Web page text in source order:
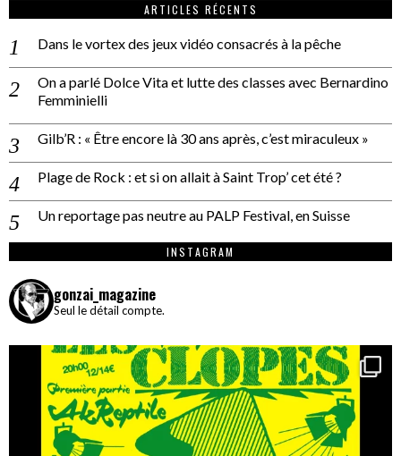
ARTICLES RÉCENTS
Dans le vortex des jeux vidéo consacrés à la pêche
On a parlé Dolce Vita et lutte des classes avec Bernardino
Femminielli
Gilb’R : « Être encore là 30 ans après, c’est miraculeux »
Plage de Rock : et si on allait à Saint Trop’ cet été ?
Un reportage pas neutre au PALP Festival, en Suisse
INSTAGRAM
gonzai_magazine
Seul le détail compte.